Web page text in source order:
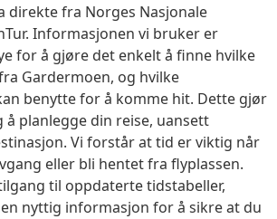
direkte fra Norges Nasjonale
Informasjonen vi bruker er
for å gjøre det enkelt å finne hvilke
Gardermoen, og hvilke
benytte for å komme hit. Dette gjør
planlegge din reise, uansett
Vi forstår at tid er viktig når
eller bli hentet fra flyplassen.
til oppdaterte tidstabeller,
nyttig informasjon for å sikre at du